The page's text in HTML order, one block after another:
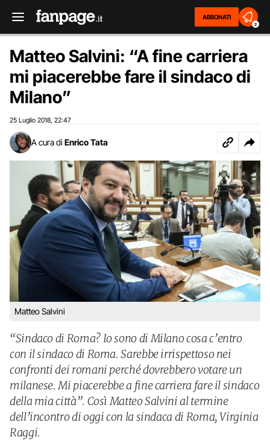
ABBONATI
2
Matteo Salvini: “A fine carriera
mi piacerebbe fare il sindaco di
Milano”
25 Luglio 2018 22:47
A cura di Enrico Tata
Matteo Salvini
“Sindaco di Roma? Io sono di Milano cosa c’entro
con il sindaco di Roma. Sarebbe irrispettoso nei
confronti dei romani perché dovrebbero votare un
milanese. Mi piacerebbe a fine carriera fare il sindaco
della mia città”. Così Matteo Salvini al termine
dell’incontro di oggi con la sindaca di Roma, Virginia
Raggi.